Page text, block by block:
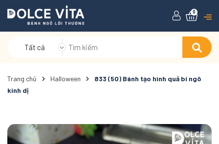
Tất cả
0
Trang chủ Halloween
833 (50) Bánh tạo hình quả bí ngô
kinh dị